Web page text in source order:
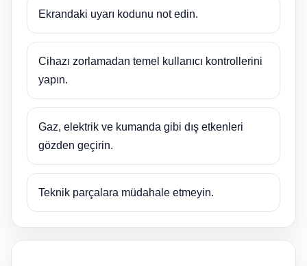
Ekrandaki uyarı kodunu not edin.
Cihazı zorlamadan temel kullanıcı kontrollerini
yapın.
Gaz, elektrik ve kumanda gibi dış etkenleri
gözden geçirin.
Teknik parçalara müdahale etmeyin.